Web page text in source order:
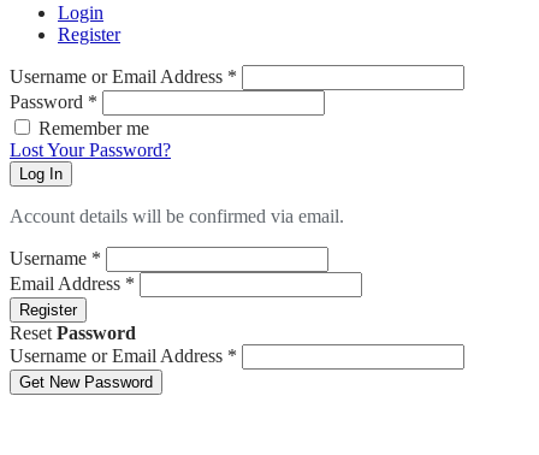
Login
Register
Username or Email Address *
Password *
Remember me
Lost Your Password?
Log In
Account details will be confirmed via email.
Username *
Email Address *
Register
Reset Password
Username or Email Address *
Get New Password